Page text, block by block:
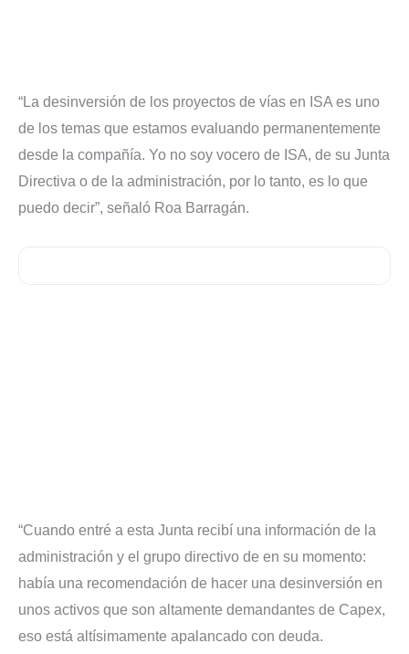
“La desinversión de los proyectos de vías en ISA es uno
de los temas que estamos evaluando permanentemente
desde la compañía. Yo no soy vocero de ISA, de su Junta
Directiva o de la administración, por lo tanto, es lo que
puedo decir”, señaló Roa Barragán.
“Cuando entré a esta Junta recibí una información de la
administración y el grupo directivo de en su momento:
había una recomendación de hacer una desinversión en
unos activos que son altamente demandantes de Capex,
eso está altísimamente apalancado con deuda.